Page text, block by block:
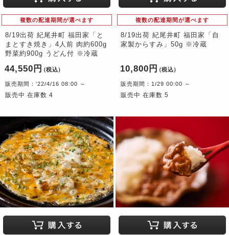
複数の配達期間が選べます
8/19出荷 紀尾井町 福田家「と
まとすき焼き」4人前 肉約600g
野菜約900g うどん付 ※冷蔵
44,550円 （税込）
販売期間：'22/4/16 08:00 ～
販売中 在庫数 4
複数の配達期間が選べます
8/19出荷 紀尾井町 福田家「自
家製からすみ」50g ※冷蔵
10,800円 （税込）
販売期間：1/29 00:00 ～
販売中 在庫数 5